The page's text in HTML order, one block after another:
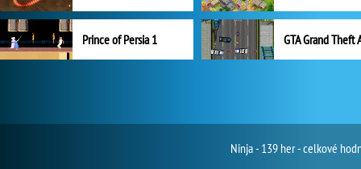
Prince of Persia 1 GTA Grand Theft
Ninja - 139 her - celkové